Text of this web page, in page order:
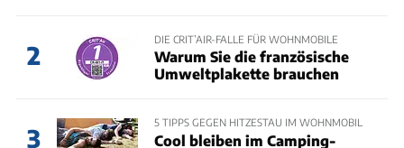
2
DIE CRIT’AIR-FALLE FÜR WOHNMOBILE
Warum Sie die französische
Umweltplakette brauchen
3
5 TIPPS GEGEN HITZESTAU IM WOHNMOBIL
Cool bleiben im Camping-